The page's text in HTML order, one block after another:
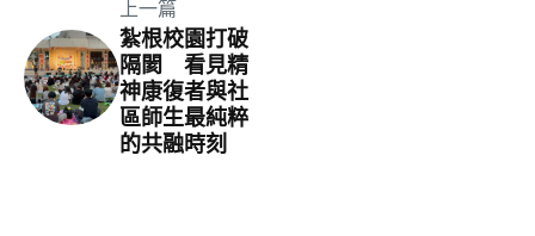
上一篇
紮根校園打破
隔閡 看見精
神康復者與社
區師生最純粹
的共融時刻